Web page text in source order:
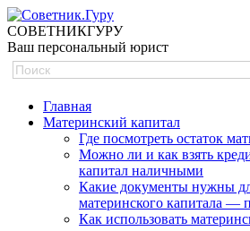
СОВЕТНИКГУРУ
Ваш персональный юрист
Главная
Материнский капитал
Где посмотреть остаток
Можно ли и как взять
капитал наличными
Какие документы нужны
материнского капитала —
Как использовать